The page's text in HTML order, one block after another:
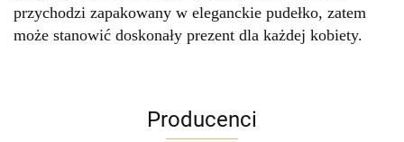
przychodzi zapakowany w eleganckie pudełko, zatem
może stanowić doskonały prezent dla każdej kobiety.
Producenci